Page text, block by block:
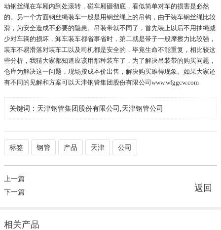
动钢丝绳在车厢内到处滚转，碰车厢砸彻底，看似简单对车的损害是必然
的。另一个方面钢丝绳装车一般是用钢丝绳上的吊钩，由于装车钢丝绳比较
滑，为安全造成不必要的隐患。吊装带就不同了，首先装上以后不用抽绳减
少对车辆的损坏，卸车装车都省事省时，第二就是带子一般摩擦力比较强，
装车不易滑落对装车工以及司机都是安全的，毕竟生命不能重复，相比较这
些分析，我猜大家都知道应该用那种装车了，为了解决吊装带的购买问题，
仓库为解决这一问题，现场按成本价出售，解决购买难得现象。如果大家还
有不同的见解和方案可以天津钢管集团股份有限公司www.wfggcw.com
关键词： 天津钢管集团股份有限公司,天津钢管公司
标签 钢管 产品 天津 公司
上一篇
下一篇
返回
相关产品